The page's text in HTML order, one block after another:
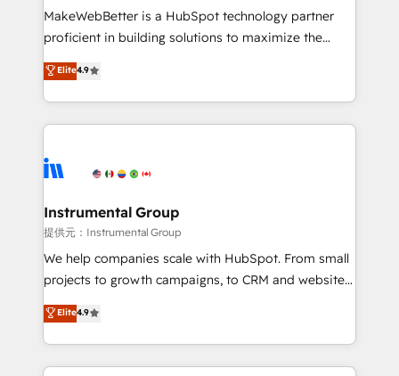
customer lifecycle through seamless integrations,
ensure long-term adoption with change-
and service to drive sustainable growth With 6 key
HubSpot accreditations and experience across
teams has worked with clients just like you Let’s
explore whether S2 is the partner you’ve been
MakeWebBetter is a HubSpot technology partner
proficient in building solutions to maximize the
operational efficiency of HubSpot. The fastest-
growing tech-enabler & facilitator, MakeWebBetter,
hands you the blend of HubSpot expertise &
eminent solutions & integrations. Trust us to
Elite Partners with 10+ years of HubSpot experience
Premier Partner 2023 🌟5 HubSpot Accreditations 🌟
Won HubSpot Theme Challenge 2021 🌟INBOUND’19
HubSpot Rising Star Why us? Harnessing the full
potential of the powerful HubSpot CRM. ✔️A team of
HubSpot experience ✔️Flexible pricing models —
Hourly-fee (assigned one Dedicated HubSpot
Elite4.9
Instrumental Group
提供元：Instrumental Group
We help companies scale with HubSpot. From small
projects to growth campaigns, to CRM and websites.
Hire an agency that's experienced in every inch of
HubSpot and willing to work hand-in-hand with your
team to simplify the complex and build a better
experience for your team and customers.
Elite4.9